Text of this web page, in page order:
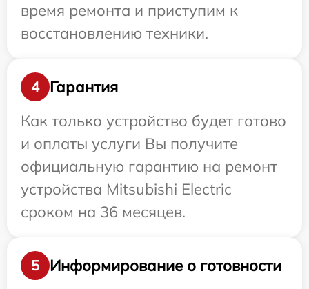
время ремонта и приступим к
восстановлению техники.
4
Гарантия
Как только устройство будет готово
и оплаты услуги Вы получите
официальную гарантию на ремонт
устройства Mitsubishi Electric
сроком на 36 месяцев.
5
Информирование о готовности